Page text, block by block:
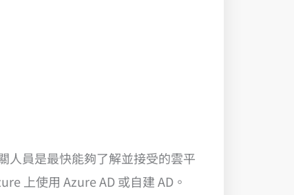
人員是最快能夠了解並接受的雲平
上使用 Azure AD 或自建 AD。